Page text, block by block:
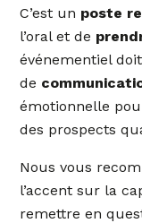
C’est un poste
l’oral et de
événementiel
de
émotionnelle
des prospects
Nous vous
l’accent sur la
remettre en